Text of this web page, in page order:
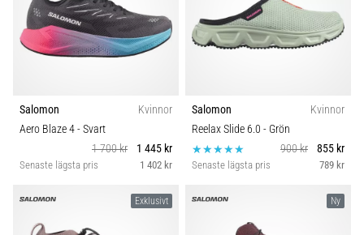
Salomon
Kvinnor
Aero Blaze 4- Svart
1 700 kr
1 445 kr
Senaste lägsta pris 1 402 kr
Salomon
Kvinnor
Reelax Slide 6.0 - Grön
900 kr
855 kr
Senaste lägsta pris 789 kr
Exklusivt Ny